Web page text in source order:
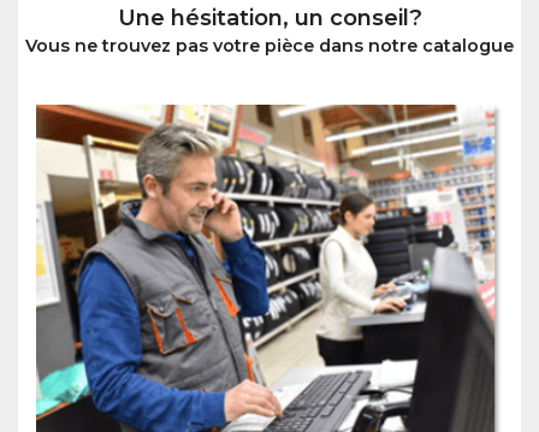
Une hésitation, un conseil?
Vous ne trouvez pas votre pièce dans notre catalogue